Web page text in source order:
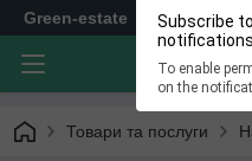
Subscribe
To enable
on the
Green-estate
Товари та послуги